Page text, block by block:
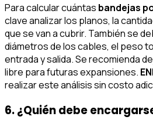
Para calcular cuántas bandejas
clave analizar los planos, la
que se van a cubrir. También se
diámetros de los cables, el peso
entrada y salida. Se recomienda
libre para futuras expansiones.
realizar este análisis sin costo
6. ¿Quién debe